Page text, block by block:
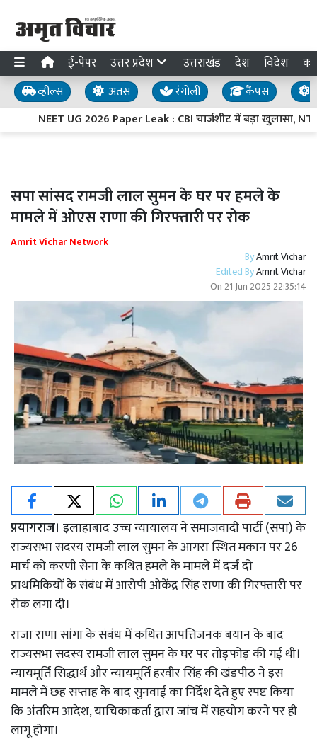
ई-पेपर उत्तर प्रदेश उत्तराखंड देश विदेश
व्हील्स अंतस रंगोली कैंपस
NEET UG 2026 Paper Leak : CBI चार्जशीट में बड़ा खुलासा,
सपा सांसद रामजी लाल सुमन के घर पर हमले के
मामले में ओएस राणा की गिरफ्तारी पर रोक
Amrit Vichar Network
ByAmrit Vichar
Edited ByAmrit Vichar
On 21 Jun 2025 22:35:14
प्रयागराज। इलाहाबाद उच्च न्यायालय ने समाजवादी पार्टी (सपा) के
राज्यसभा सदस्य रामजी लाल सुमन के आगरा स्थित मकान पर 26
मार्च को करणी सेना के कथित हमले के मामले में दर्ज दो
प्राथमिकियों के संबंध में आरोपी ओकेंद्र सिंह राणा की गिरफ्तारी पर
रोक लगा दी।
राजा राणा सांगा के संबंध में कथित आपत्तिजनक बयान के बाद
राज्यसभा सदस्य रामजी लाल सुमन के घर पर तोड़फोड़ की गई थी।
न्यायमूर्ति सिद्धार्थ और न्यायमूर्ति हरवीर सिंह की खंडपीठ ने इस
मामले में छह सप्ताह के बाद सुनवाई का निर्देश देते हुए स्पष्ट किया
कि अंतरिम आदेश, याचिकाकर्ता द्वारा जांच में सहयोग करने पर ही
लागू होगा।